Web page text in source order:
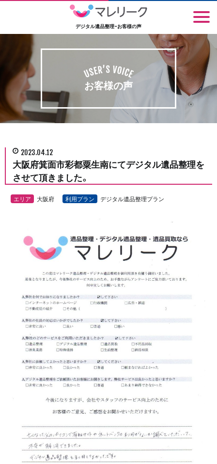
デジタル遺品整理-お客様の声
お客様の声
2023.04.12
大阪府箕面市彩都粟生南にてデジタル遺品整理を
させて頂きました。
エリア 大阪府 利用プラン デジタル遺品整理プラン